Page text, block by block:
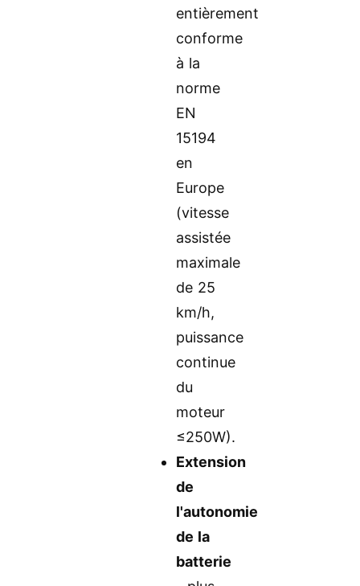
entièrement
conforme
à la
norme
EN
15194
en
Europe
(vitesse
assistée
maximale
de 25
km/h,
puissance
continue
du
moteur
≤250W).
Extension
de
l'autonomie
de la
batterie